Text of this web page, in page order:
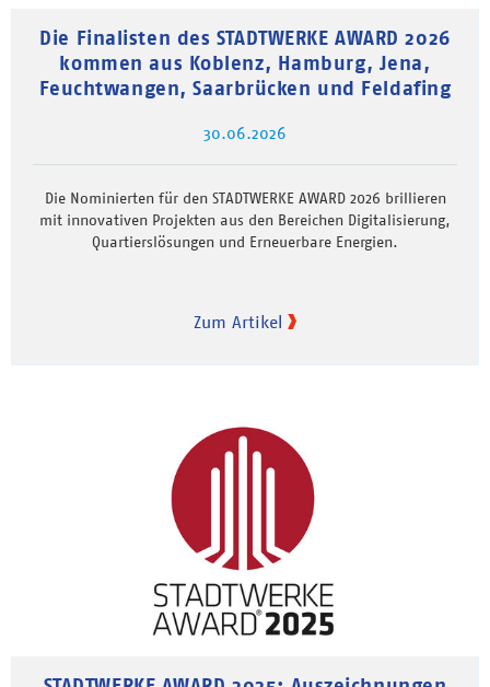
Die Finalisten des STADTWERKE AWARD 2026
kommen aus Koblenz, Hamburg, Jena,
Feuchtwangen, Saarbrücken und Feldafing
30.06.2026
Die Nominierten für den STADTWERKE AWARD 2026 brillieren
mit innovativen Projekten aus den Bereichen Digitalisierung,
Quartierslösungen und Erneuerbare Energien.
Zum Artikel